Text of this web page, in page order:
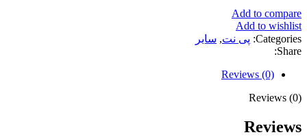
Add to compare
Add to wishlist
Categories: پی نت, سایر
Share:
Reviews (0)
Reviews (0)
Reviews